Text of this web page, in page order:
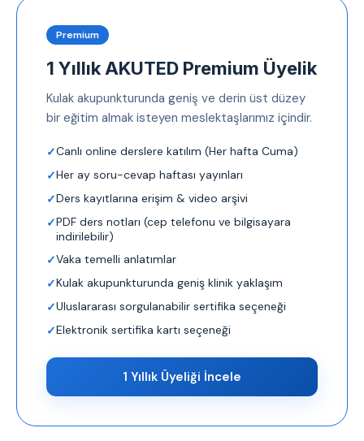
Premium
1 Yıllık AKUTED Premium Üyelik
Kulak akupunkturunda geniş ve derin üst düzey
bir eğitim almak isteyen meslektaşlarımız içindir.
Canlı online derslere katılım (Her hafta Cuma)
Her ay soru-cevap haftası yayınları
Ders kayıtlarına erişim & video arşivi
PDF ders notları (cep telefonu ve bilgisayara
indirilebilir)
Vaka temelli anlatımlar
Kulak akupunkturunda geniş klinik yaklaşım
Uluslararası sorgulanabilir sertifika seçeneği
Elektronik sertifika kartı seçeneği
1 Yıllık Üyeliği İncele